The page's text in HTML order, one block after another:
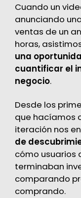
Cuando un
anunciando
ventas de un
horas,
una
cuantificar el
negocio.
Desde los
que hacíamos
iteración nos
de
cómo usuarios
terminaban
comparando
comprando.